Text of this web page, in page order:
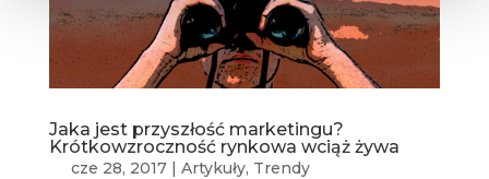
Jaka jest przyszłość marketingu?
Krótkowzroczność rynkowa wciąż żywa
cze 28, 2017| Artykuły, Trendy